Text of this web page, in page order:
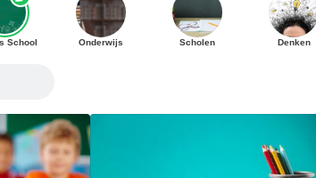
School Onderwijs Scholen Denken